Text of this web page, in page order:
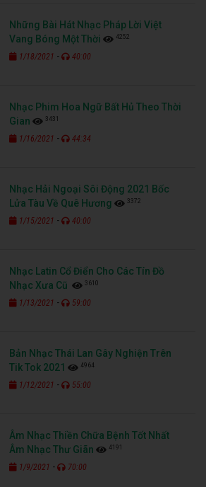
Những Bài Hát Nhạc Pháp Lời Việt
Vang Bóng Một Thời
4252
1/18/2021 - 40:00
Nhạc Phim Hoa Ngữ Bất Hủ Theo Thời
Gian
3431
1/16/2021 - 44:34
Nhạc Hải Ngoại Sôi Động 2021 Bốc
Lửa Tàu Về Quê Hương
3372
1/15/2021 - 40:00
Nhạc Latin Cổ Điển Cho Các Tín Đồ
Nhạc Xưa Cũ
3610
1/13/2021 - 59:00
Bản Nhạc Thái Lan Gây Nghiện Trên
Tik Tok 2021
4964
1/12/2021 - 55:00
Âm Nhạc Thiền Chữa Bệnh Tốt Nhất
Âm Nhạc Thư Giãn
4191
1/9/2021 - 70:00